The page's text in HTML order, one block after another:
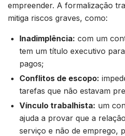
empreender. A formalização
mitiga riscos graves, como:
Inadimplência: com um
tem um título executivo
pagos;
Conflitos de escopo:
tarefas que não estavam
Vínculo trabalhista: um
ajuda a provar que a
serviço e não de emprego,